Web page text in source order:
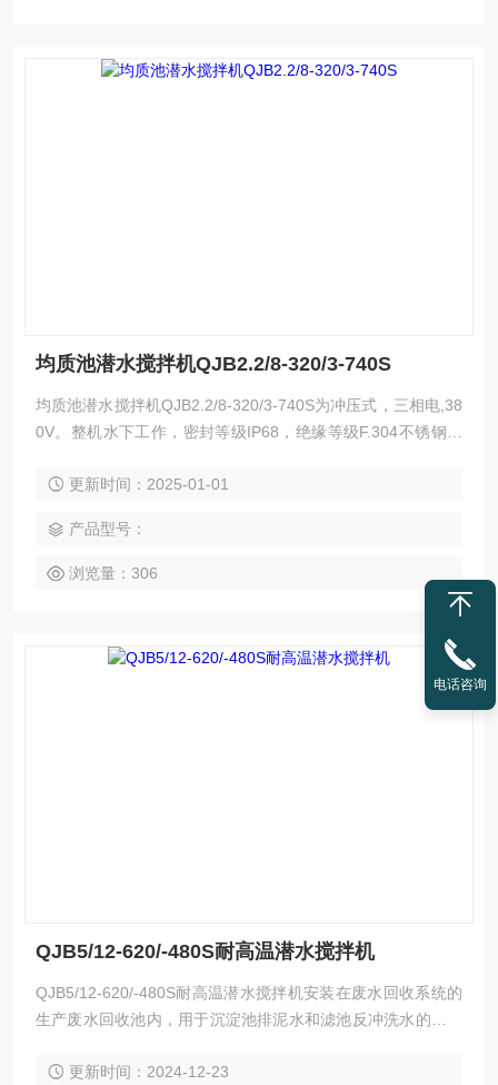
均质池潜水搅拌机QJB2.2/8-320/3-740S
均质池潜水搅拌机QJB2.2/8-320/3-740S为冲压式，三相电,38
0V。整机水下工作，密封等级IP68，绝缘等级F.304不锈钢材
更新时间：2025-01-01
产品型号：
浏览量：306
QJB5/12-620/-480S耐高温潜水搅拌机
QJB5/12-620/-480S耐高温潜水搅拌机安装在废水回收系统的
生产废水回收池内，用于沉淀池排泥水和滤池反冲洗水的均质
装支架等组成。潜水搅拌器通过导杆安置在池底处的支架上，
更新时间：2024-12-23
电话咨询